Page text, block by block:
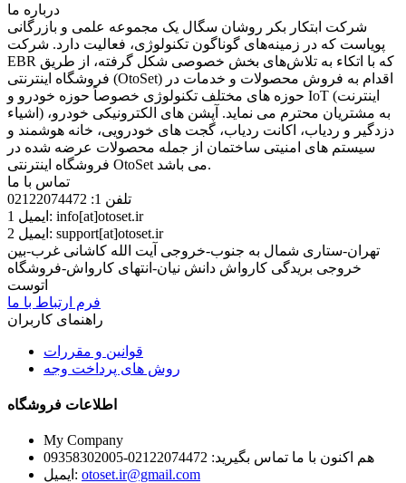
درباره ما
شرکت ابتکار بکر روشان سگال یک مجموعه‌ علمی و بازرگانی
پویاست كه در زمینه‌های گوناگون تکنولوژی، فعالیت دارد. شرکت
EBR که با اتکاء به تلاش‌های بخش خصوصی شکل گرفته، از طریق
فروشگاه اینترنتی (OtoSet) اقدام به فروش محصولات و خدمات در
حوزه های مختلف تکنولوژی خصوصاً حوزه خودرو و IoT (اینترنت
اشیاء) به مشتریان محترم می نماید. آپشن های الکترونیکی خودرو،
دزدگیر و ردیاب، اکانت ردیاب، گجت های خودرویی، خانه هوشمند و
سیستم های امنیتی ساختمان از جمله محصولات عرضه شده در
فروشگاه اینترنتی OtoSet می باشد.
تماس با ما
تلفن 1:
02122074472
ایمیل 1: info[at]otoset.ir
ایمیل 2: support[at]otoset.ir
تهران-ستاری شمال به جنوب-خروجی آیت الله کاشانی غرب-بین
خروجی بریدگی کارواش دانش نیان-انتهای کارواش-فروشگاه
اتوست
فرم ارتباط با ما
راهنمای کاربران
قوانین و مقررات
روش های پرداخت وجه
اطلاعات فروشگاه
My Company
هم اکنون با ما تماس بگیرید: 02122074472-09358302005
ایمیل: otoset.ir@gmail.com